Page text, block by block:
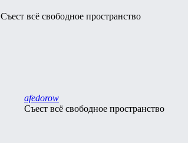
Съест всё свободное пространство
afedorow
Съест всё свободное пространство